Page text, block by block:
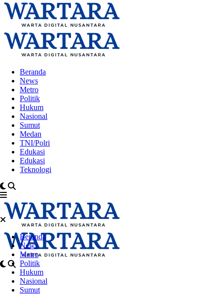
Beranda
News
Metro
Politik
Hukum
Nasional
Sumut
Medan
TNI/Polri
Edukasi
Edukasi
Teknologi
Beranda
News
Metro
Politik
Hukum
Nasional
Sumut